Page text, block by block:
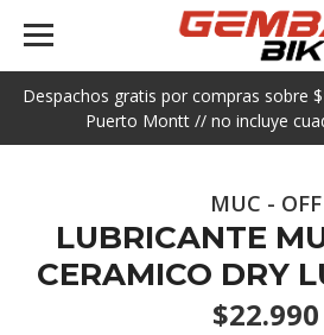
Despachos gratis por compras sobre
Puerto Montt // no incluye
MUC - OFF
LUBRICANTE
CERAMICO DRY
$22.990